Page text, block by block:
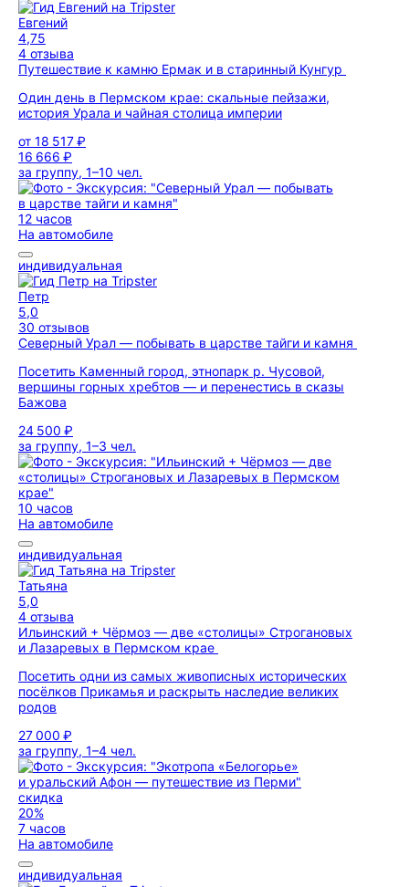
Евгений
4,75
4 отзыва
Путешествие к камню Ермак и в старинный Кунгур
Один день в Пермском крае: скальные пейзажи,
история Урала и чайная столица империи
от 18 517 ₽
16 666 ₽
за группу, 1–10 чел.
12 часов
На автомобиле
индивидуальная
Петр
5,0
30 отзывов
Северный Урал — побывать в царстве тайги и камня
Посетить Каменный город, этнопарк р. Чусовой,
вершины горных хребтов — и перенестись в сказы
Бажова
24 500 ₽
за группу, 1–3 чел.
10 часов
На автомобиле
индивидуальная
Татьяна
5,0
4 отзыва
Ильинский + Чёрмоз — две «столицы» Строгановых
и Лазаревых в Пермском крае
Посетить одни из самых живописных исторических
посёлков Прикамья и раскрыть наследие великих
родов
27 000 ₽
за группу, 1–4 чел.
скидка
20%
7 часов
На автомобиле
индивидуальная